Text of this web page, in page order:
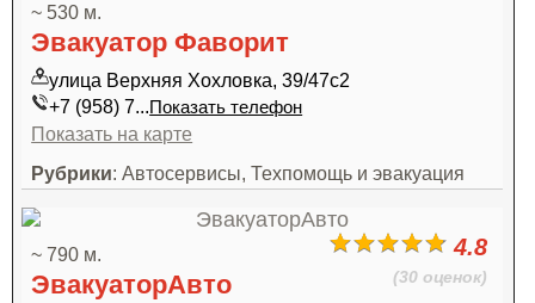
~ 530 м.
Эвакуатор Фаворит
улица Верхняя Хохловка, 39/47с2
+7 (958) 7...Показать телефон
Показать на карте
Рубрики: Автосервисы, Техпомощь и эвакуация
4.8
(30 оценок)
~ 790 м.
ЭвакуаторАвто